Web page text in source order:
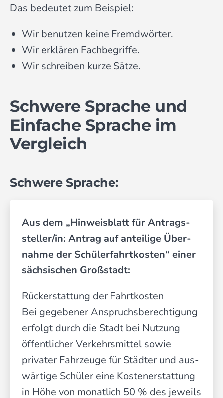
Das bedeutet zum Beispiel:
Wir benutzen keine Fremdwörter.
Wir erklären Fachbegriffe.
Wir schreiben kurze Sätze.
Schwere Sprache und
Einfache Sprache im
Vergleich
Schwere Sprache:
Aus dem „Hinweisblatt für Antrags­
steller/in: Antrag auf anteilige Über­
nahme der Schüler­fahrt­kosten“ einer
sächsischen Großstadt:
Rückerstattung der Fahr­tkosten
Bei gegebener Anspruchs­berechtigung
erfolgt durch die Stadt bei Nutzung
öffent­licher Verkehrs­mittel sowie
privater Fahrzeuge für Städter und aus­
wärtige Schüler eine Kosten­er­stattung
in Höhe von monatlich 50 % des jeweils